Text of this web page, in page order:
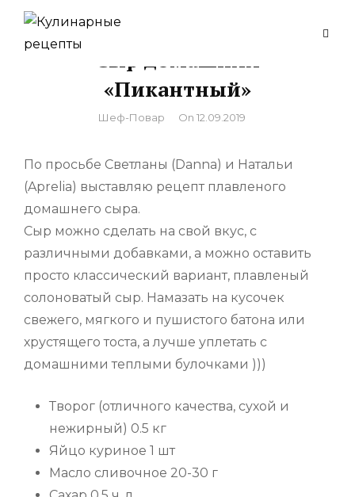
Skip
content
Сыр домашний
«Пикантный»
By
Шеф-Повар On 12.09.2019
По просьбе Светланы (Danna) и Натальи
(Aprelia) выставляю рецепт плавленого
домашнего сыра.
Сыр можно сделать на свой вкус, с
различными добавками, а можно оставить
просто классический вариант, плавленый
солоноватый сыр. Намазать на кусочек
свежего, мягкого и пушистого батона или
хрустящего тоста, а лучше уплетать с
домашними теплыми булочками )))
Творог (отличного качества, сухой и
нежирный) 0.5 кг
Яйцо куриное 1 шт
Масло сливочное 20-30 г